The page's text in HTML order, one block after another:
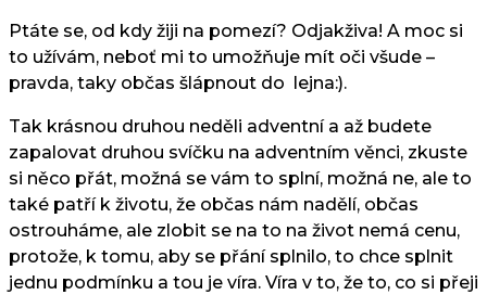
Ptáte se, od kdy žiji na pomezí? Odjakživa! A moc si
to užívám, neboť mi to umožňuje mít oči všude –
pravda, taky občas šlápnout do lejna:).
Tak krásnou druhou neděli adventní a až budete
zapalovat druhou svíčku na adventním věnci, zkuste
si něco přát, možná se vám to splní, možná ne, ale to
také patří k životu, že občas nám nadělí, občas
ostrouháme, ale zlobit se na to na život nemá cenu,
protože, k tomu, aby se přání splnilo, to chce splnit
jednu podmínku a tou je víra. Víra v to, že to, co si přeji